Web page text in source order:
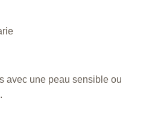
avec une peau sensible ou